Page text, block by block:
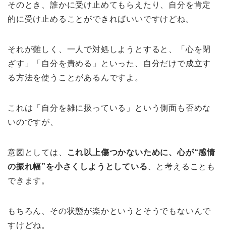
そのとき、誰かに受け止めてもらえたり、自分を肯定
的に受け止めることができればいいですけどね。
それが難しく、一人で対処しようとすると、「心を閉
ざす」「自分を責める」といった、自分だけで成立す
る方法を使うことがあるんですよ。
これは「自分を雑に扱っている」という側面も否めな
いのですが、
意図としては、
これ以上傷つかないために、心が“感情
の振れ幅”を小さくしようとしている 、と考えることも
できます。
もちろん、その状態が楽かというとそうでもないんで
すけどね。